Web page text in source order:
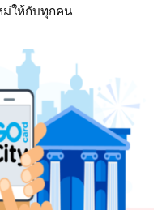
ม่ให้กับทุกคน